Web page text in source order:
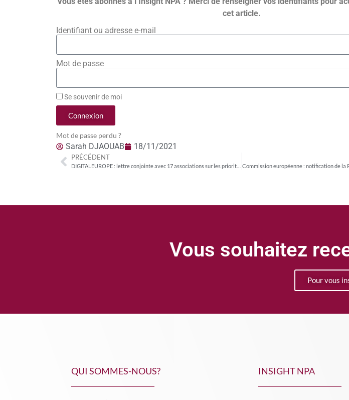
cet article.
Identifiant ou adresse e-mail
Mot de passe
Se souvenir de moi
Connexion
Mot de passe perdu ?
Sarah DJAOUAB 18/11/2021
PRÉCÉDENT
Vous souhaitez
Pour vous
QUI SOMMES-NOUS? INSIGHT NPA